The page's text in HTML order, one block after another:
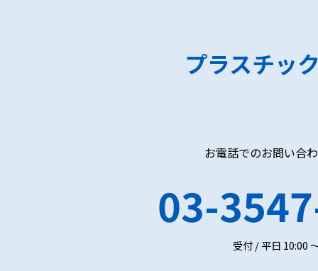
プラスチッ
お電話でのお問い合
03-
受付 / 平日 10:00